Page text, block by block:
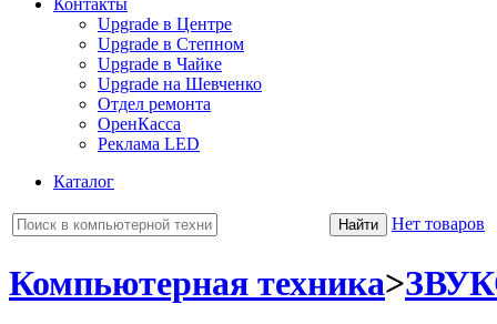
Upgrade в Центре
Upgrade в Степном
Upgrade в Чайке
Upgrade на Шевченко
Отдел ремонта
ОренКасса
Реклама LED
Каталог
Нет товаров
Компьютерная техника>